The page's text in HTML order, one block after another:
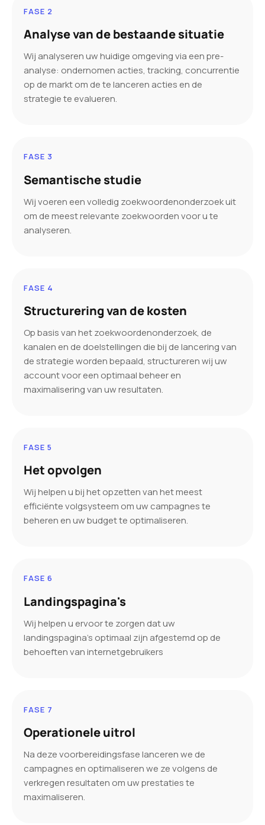
FASE 2
Analyse van de bestaande situatie
Wij analyseren uw huidige omgeving via een pre-
analyse: ondernomen acties, tracking, concurrentie
op de markt om de te lanceren acties en de
strategie te evalueren.
FASE 3
Semantische studie
Wij voeren een volledig zoekwoordenonderzoek uit
om de meest relevante zoekwoorden voor u te
analyseren.
FASE 4
Structurering van de kosten
Op basis van het zoekwoordenonderzoek, de
kanalen en de doelstellingen die bij de lancering van
de strategie worden bepaald, structureren wij uw
account voor een optimaal beheer en
maximalisering van uw resultaten.
FASE 5
Het opvolgen
Wij helpen u bij het opzetten van het meest
efficiënte volgsysteem om uw campagnes te
beheren en uw budget te optimaliseren.
FASE 6
Landingspagina's
Wij helpen u ervoor te zorgen dat uw
landingspagina’s optimaal zijn afgestemd op de
behoeften van internetgebruikers
FASE 7
Operationele uitrol
Na deze voorbereidingsfase lanceren we de
campagnes en optimaliseren we ze volgens de
verkregen resultaten om uw prestaties te
maximaliseren.